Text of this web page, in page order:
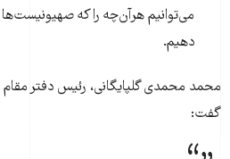
می‌توانیم هرآن‌چه را که
دهیم.
محمد محمدی گلپایگانی، رئیس دفتر
گفت: